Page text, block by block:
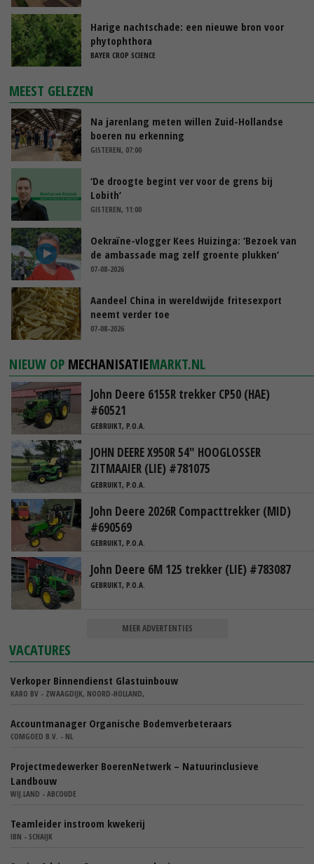
Harige nachtschade: een nieuwe bron voor
phytophthora
BAYER CROP SCIENCE
MEEST GELEZEN
Na jarenlang meten willen Zuid-Hollandse
boeren nu erkenning
GISTEREN, 07:00
‘De droogte begint ver voor de grens bij
Lobith’
GISTEREN, 11:00
Oekraïne-vlogger Kees Huizinga: ‘Bezoek van
de ambassade mag zelf groente plukken’
07-08-2026
Aandeel China in wereldwijde fritesexport
neemt verder toe
07-08-2026
NIEUW OP MECHANISATIEMARKT.NL
John Deere 6155R trekker CP50 (HAE)
#60521
GEBRUIKT, P.O.A.
JOHN DEERE X950R 54" HOOGLOSSER
ZITMAAIER (LIE) #781075
GEBRUIKT, P.O.A.
John Deere 2026R Compacttrekker (MID)
#690569
GEBRUIKT, P.O.A.
John Deere 6M 125 trekker (LIE) #783087
GEBRUIKT, P.O.A.
MEER ADVERTENTIES
VACATURES
Verkoper Binnendienst Glastuinbouw
KARO BV - ZWAAGDIJK, NOORD-HOLLAND,
Accountmanager Organische Bodemverbeteraars
COMGOED B.V. - NL
Projectmedewerker BoerenNetwerk – Natuurinclusieve
Landbouw
WIJ.LAND - ABCOUDE
Teamleider instroom kwekerij
IBN - SCHAIJK